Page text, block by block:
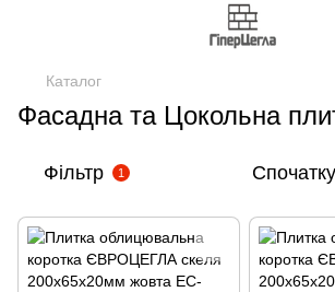
Каталог
Фасадна та Цокольна
Фільтр 1